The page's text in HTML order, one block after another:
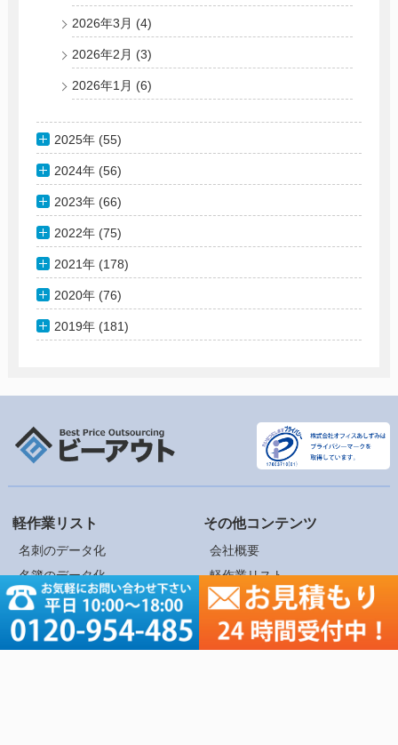
2026年3月 (4)
2026年2月 (3)
2026年1月 (6)
2025年 (55)
2024年 (56)
2023年 (66)
2022年 (75)
2021年 (178)
2020年 (76)
2019年 (181)
軽作業リスト
名刺のデータ化
名簿のデータ化
アンケート入力・集計
資料のテキスト化
画像切り抜き
その他コンテンツ
会社概要
軽作業リスト
ご依頼の流れ
価格表
Q&A